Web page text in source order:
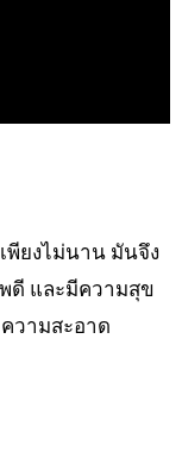
ยงไม่นาน มันจึง
ดี และมีความสุข
วามสะอาด